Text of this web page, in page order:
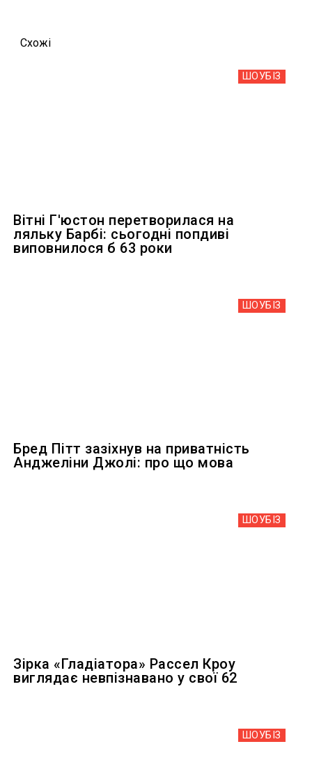
Схожi
ШОУБIЗ
Вітні Г'юстон перетворилася на
ляльку Барбі: сьогодні попдиві
виповнилося б 63 роки
ШОУБIЗ
Бред Пітт зазіхнув на приватність
Анджеліни Джолі: про що мова
ШОУБIЗ
Зірка «Гладіатора» Рассел Кроу
виглядає невпізнавано у свої 62
ШОУБIЗ